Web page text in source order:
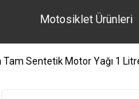
Motosiklet Ürünleri
Tam Sentetik Motor Yağı 1